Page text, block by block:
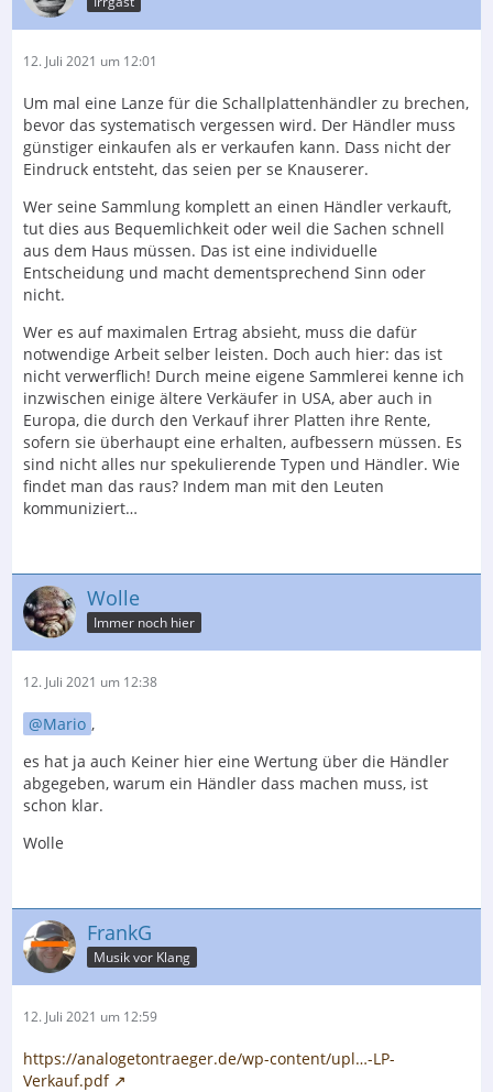
12. Juli 2021 um 12:01
Um mal eine Lanze für die Schallplattenhändler zu brechen,
bevor das systematisch vergessen wird. Der Händler muss
günstiger einkaufen als er verkaufen kann. Dass nicht der
Eindruck entsteht, das seien per se Knauserer.
Wer seine Sammlung komplett an einen Händler verkauft,
tut dies aus Bequemlichkeit oder weil die Sachen schnell
aus dem Haus müssen. Das ist eine individuelle
Entscheidung und macht dementsprechend Sinn oder
nicht.
Wer es auf maximalen Ertrag absieht, muss die dafür
notwendige Arbeit selber leisten. Doch auch hier: das ist
nicht verwerflich! Durch meine eigene Sammlerei kenne ich
inzwischen einige ältere Verkäufer in USA, aber auch in
Europa, die durch den Verkauf ihrer Platten ihre Rente,
sofern sie überhaupt eine erhalten, aufbessern müssen. Es
sind nicht alles nur spekulierende Typen und Händler. Wie
findet man das raus? Indem man mit den Leuten
kommuniziert…
Wolle
Immer noch hier
12. Juli 2021 um 12:38
Mario ,
es hat ja auch Keiner hier eine Wertung über die Händler
abgegeben, warum ein Händler dass machen muss, ist
schon klar.
Wolle
FrankG
Musik vor Klang
12. Juli 2021 um 12:59
https://analogetontraeger.de/wp-content/upl…-LP-
Verkauf.pdf